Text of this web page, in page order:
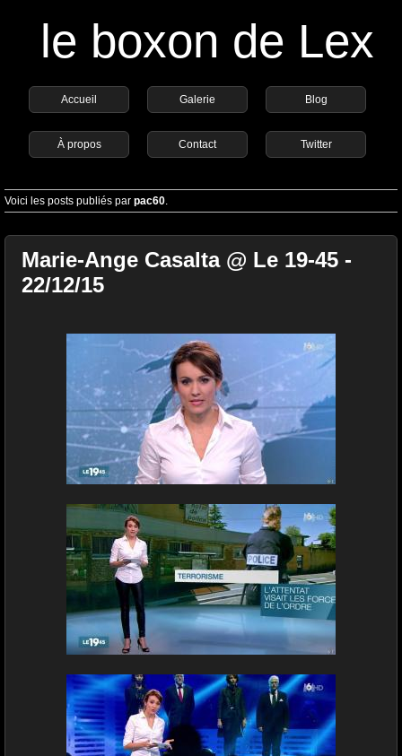
le boxon de Lex
Accueil Galerie Blog
À propos Contact Twitter
Voici les posts publiés par pac60.
Marie-Ange Casalta @ Le 19-45 -
22/12/15